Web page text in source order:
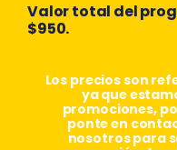
Valor total del
$950.
Los precios son
ya que
promociones,
ponte en
nosotros para